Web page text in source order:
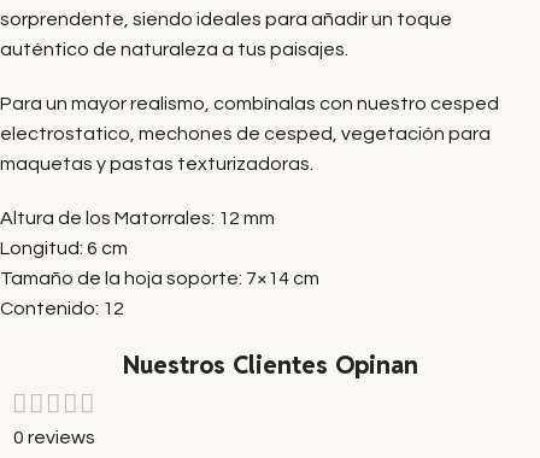
sorprendente, siendo ideales para añadir un toque
auténtico de naturaleza a tus paisajes.
Para un mayor realismo, combínalas con nuestro cesped
electrostatico, mechones de cesped, vegetación para
maquetas y pastas texturizadoras.
Altura de los Matorrales: 12 mm
Longitud: 6 cm
Tamaño de la hoja soporte: 7×14 cm
Contenido: 12
Nuestros Clientes Opinan
0 reviews